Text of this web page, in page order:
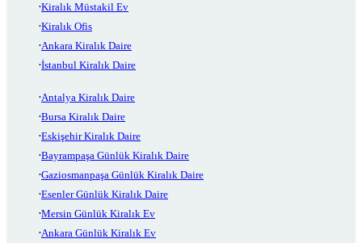
Kiralık Müstakil Ev
Kiralık Ofis
Ankara Kiralık Daire
İstanbul Kiralık Daire
Antalya Kiralık Daire
Bursa Kiralık Daire
Eskişehir Kiralık Daire
Bayrampaşa Günlük Kiralık Daire
Gaziosmanpaşa Günlük Kiralık Daire
Esenler Günlük Kiralık Daire
Mersin Günlük Kiralık Ev
Ankara Günlük Kiralık Ev